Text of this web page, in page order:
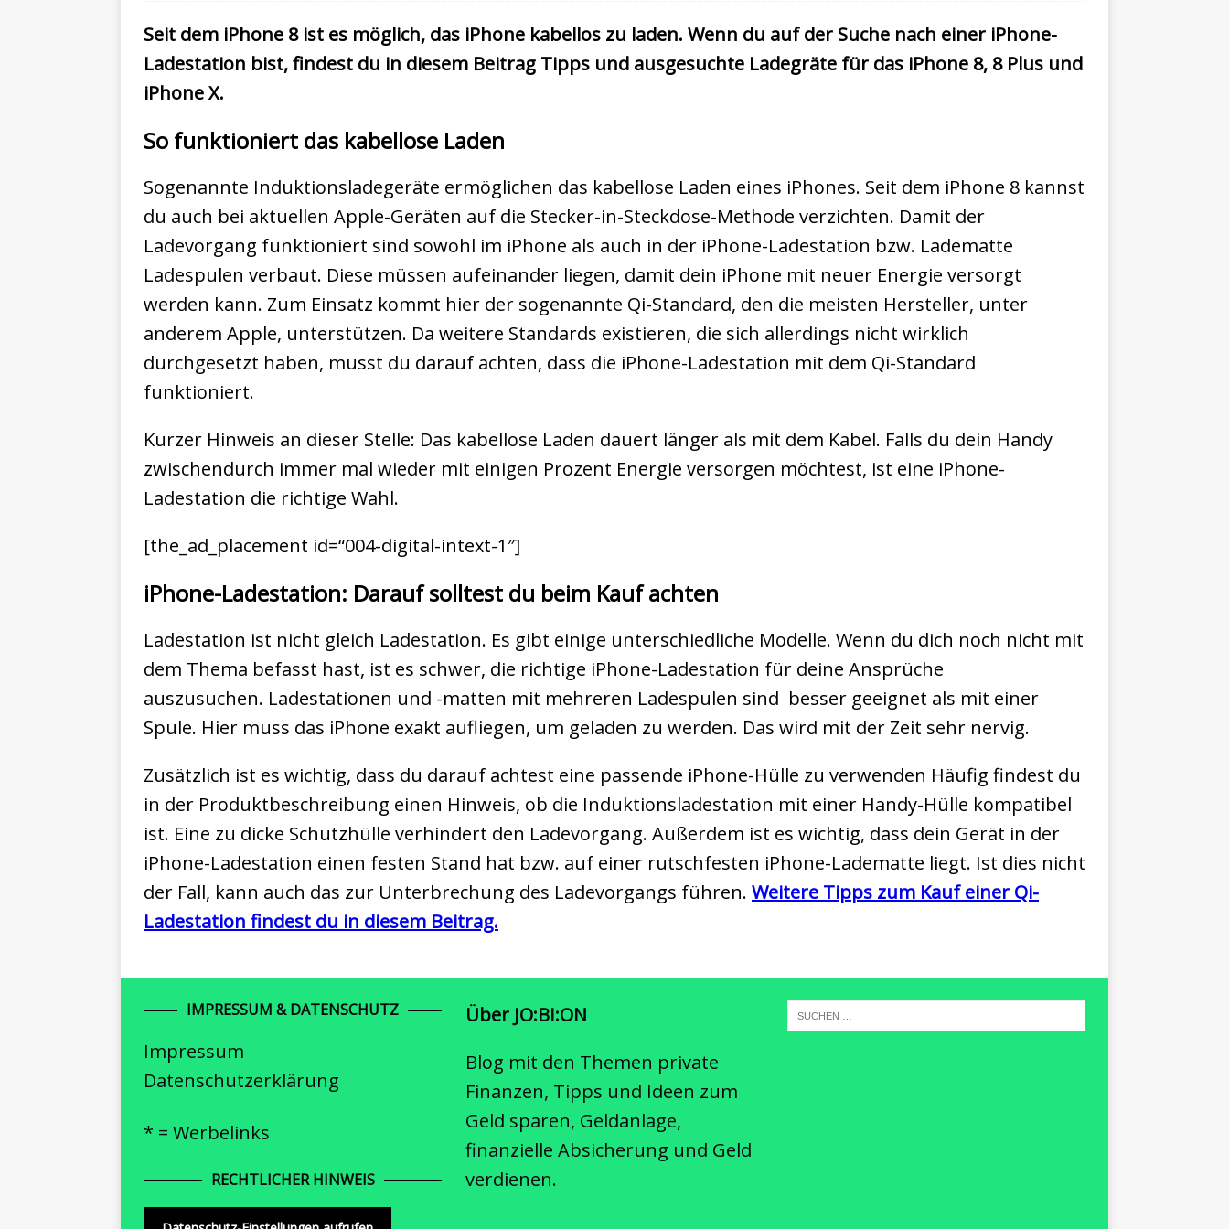
Seit dem iPhone 8 ist es möglich, das iPhone kabellos zu laden. Wenn du auf der Suche nach einer iPhone-
Ladestation bist, findest du in diesem Beitrag Tipps und ausgesuchte Ladegräte für das iPhone 8, 8 Plus und
iPhone X.
So funktioniert das kabellose Laden
Sogenannte Induktionsladegeräte ermöglichen das kabellose Laden eines iPhones. Seit dem iPhone 8 kannst
du auch bei aktuellen Apple-Geräten auf die Stecker-in-Steckdose-Methode verzichten. Damit der
Ladevorgang funktioniert sind sowohl im iPhone als auch in der iPhone-Ladestation bzw. Ladematte
Ladespulen verbaut. Diese müssen aufeinander liegen, damit dein iPhone mit neuer Energie versorgt
werden kann. Zum Einsatz kommt hier der sogenannte Qi-Standard, den die meisten Hersteller, unter
anderem Apple, unterstützen. Da weitere Standards existieren, die sich allerdings nicht wirklich
durchgesetzt haben, musst du darauf achten, dass die iPhone-Ladestation mit dem Qi-Standard
funktioniert.
Kurzer Hinweis an dieser Stelle: Das kabellose Laden dauert länger als mit dem Kabel. Falls du dein Handy
zwischendurch immer mal wieder mit einigen Prozent Energie versorgen möchtest, ist eine iPhone-
Ladestation die richtige Wahl.
[the_ad_placement id=“004-digital-intext-1″]
iPhone-Ladestation: Darauf solltest du beim Kauf achten
Ladestation ist nicht gleich Ladestation. Es gibt einige unterschiedliche Modelle. Wenn du dich noch nicht mit
dem Thema befasst hast, ist es schwer, die richtige iPhone-Ladestation für deine Ansprüche
auszusuchen. Ladestationen und -matten mit mehreren Ladespulen sind besser geeignet als mit einer
Spule. Hier muss das iPhone exakt aufliegen, um geladen zu werden. Das wird mit der Zeit sehr nervig.
Zusätzlich ist es wichtig, dass du darauf achtest eine passende iPhone-Hülle zu verwenden Häufig findest du
in der Produktbeschreibung einen Hinweis, ob die Induktionsladestation mit einer Handy-Hülle kompatibel
ist. Eine zu dicke Schutzhülle verhindert den Ladevorgang. Außerdem ist es wichtig, dass dein Gerät in der
iPhone-Ladestation einen festen Stand hat bzw. auf einer rutschfesten iPhone-Ladematte liegt. Ist dies nicht
der Fall, kann auch das zur Unterbrechung des Ladevorgangs führen. Weitere Tipps zum Kauf einer Qi-
Ladestation findest du in diesem Beitrag.
IMPRESSUM & DATENSCHUTZ
Impressum
Datenschutzerklärung
* = Werbelinks
RECHTLICHER HINWEIS
Über JO:BI:ON
Blog mit den Themen private
Finanzen, Tipps und Ideen zum
Geld sparen, Geldanlage,
finanzielle Absicherung und Geld
verdienen.